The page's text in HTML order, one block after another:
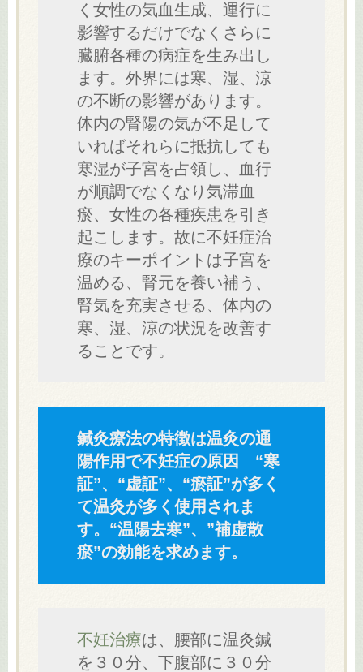
く女性の気血生成、運行に
影響するだけでなくさらに
臓腑各種の病症を生み出し
ます。外界には寒、湿、涼
の不断の影響があります。
体内の腎陽の気が不足して
いればそれらに抵抗しても
寒湿が子宮を占領し、血行
が順調でなくなり気滞血
瘀、女性の各種疾患を引き
起こします。故に不妊症治
療のキーポイントは子宮を
温める、腎元を養い補う、
腎気を充実させる、体内の
寒、湿、涼の状況を改善す
ることです。
鍼灸療法の特徴は温灸の通
陽作用で不妊症の原因 “寒
証”、“虚証”、“瘀証”が多く
て温灸が多く使用されま
す。“温陽去寒”、”補虚散
瘀”の効能を求めます。
不妊治療は、腰部に温灸鍼
を３０分、下腹部に３０分